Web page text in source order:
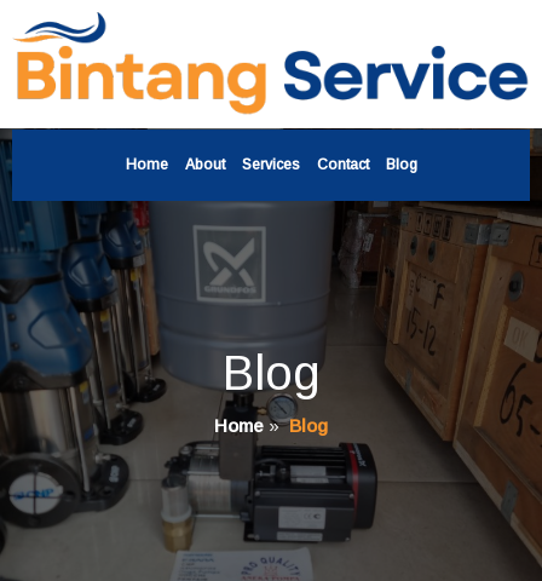
Home About Services Contact Blog
Blog
Home »Blog